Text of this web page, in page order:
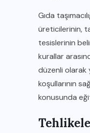
Gıda
üreticilerinin,
tesislerinin
kurallar
düzenli olarak
koşullarının
konusunda